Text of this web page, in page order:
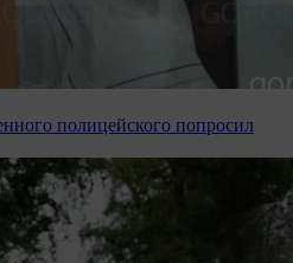
полицейского попросил